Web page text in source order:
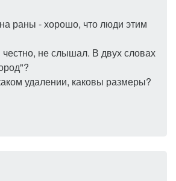
раны - хорошо, что люди этим
честно, не слышал. В двух словах
удалении, каковы размеры?